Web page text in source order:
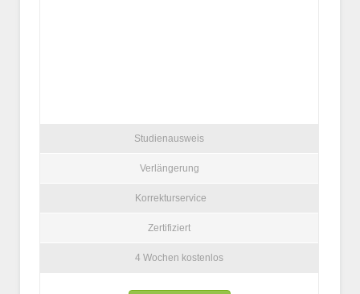
Studienausweis
Verlängerung
Korrekturservice
Zertifiziert
4 Wochen kostenlos